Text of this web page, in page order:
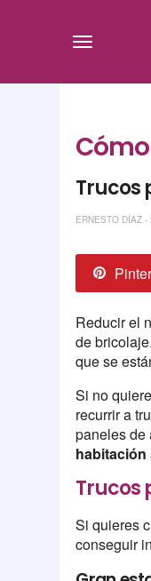
Trucos
ERNESTO DÍAZ
Reducir el
de
que se
Si no
recurrir a
paneles de
habitación
Trucos
Si quieres
conseguir